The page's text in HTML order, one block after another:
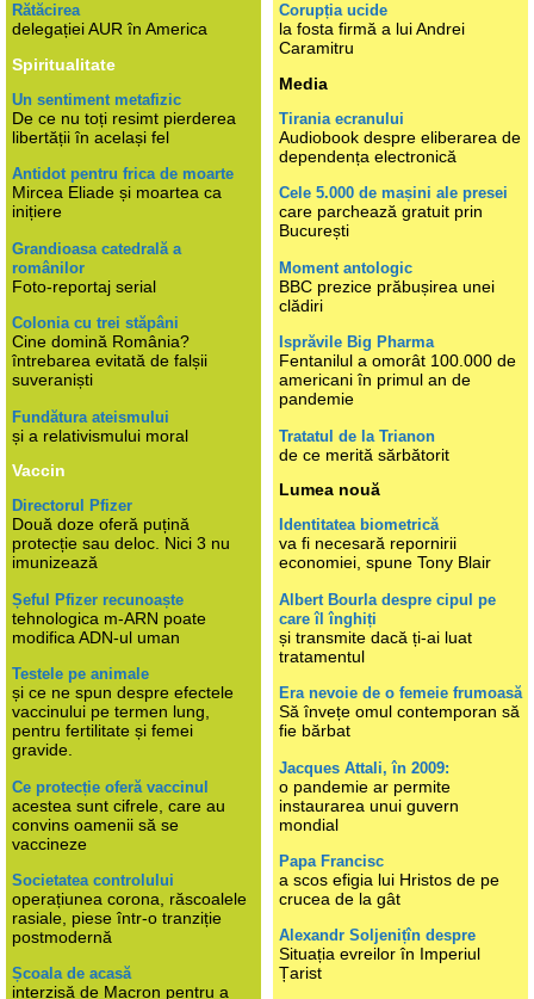
Rătăcirea
delegației AUR în America
Spiritualitate
Un sentiment metafizic
De ce nu toți resimt pierderea
libertății în același fel
Antidot pentru frica de moarte
Mircea Eliade și moartea ca
inițiere
Grandioasa catedrală a
românilor
Foto-reportaj serial
Colonia cu trei stăpâni
Cine domină România?
întrebarea evitată de falșii
suveraniști
Fundătura ateismului
și a relativismului moral
Vaccin
Directorul Pfizer
Două doze oferă puțină
protecție sau deloc. Nici 3 nu
imunizează
Șeful Pfizer recunoaște
tehnologica m-ARN poate
modifica ADN-ul uman
Testele pe animale
și ce ne spun despre efectele
vaccinului pe termen lung,
pentru fertilitate și femei
gravide.
Ce protecție oferă vaccinul
acestea sunt cifrele, care au
convins oamenii să se
vaccineze
Societatea controlului
operațiunea corona, răscoalele
rasiale, piese într-o tranziție
postmodernă
Școala de acasă
interzisă de Macron pentru a
Corupția ucide
la fosta firmă a lui Andrei
Caramitru
Media
Tirania ecranului
Audiobook despre eliberarea de
dependența electronică
Cele 5.000 de mașini ale presei
care parchează gratuit prin
București
Moment antologic
BBC prezice prăbușirea unei
clădiri
Isprăvile Big Pharma
Fentanilul a omorât 100.000 de
americani în primul an de
pandemie
Tratatul de la Trianon
de ce merită sărbătorit
Lumea nouă
Identitatea biometrică
va fi necesară repornirii
economiei, spune Tony Blair
Albert Bourla despre cipul pe
care îl înghiți
și transmite dacă ți-ai luat
tratamentul
Era nevoie de o femeie frumoasă
Să învețe omul contemporan să
fie bărbat
Jacques Attali, în 2009:
o pandemie ar permite
instaurarea unui guvern
mondial
Papa Francisc
a scos efigia lui Hristos de pe
crucea de la gât
Alexandr Soljenițîn despre
Situația evreilor în Imperiul
Țarist